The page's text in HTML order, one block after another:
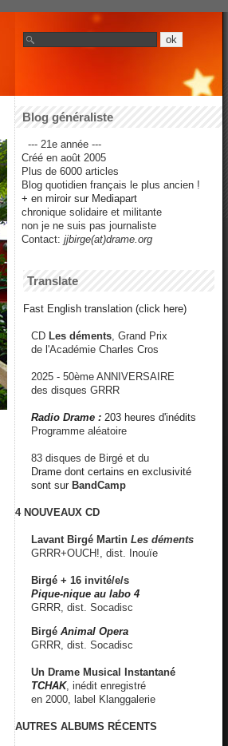
Blog généraliste
--- 21e année ---
Créé en août 2005
Plus de 6000 articles
Blog quotidien français le plus ancien !
+ en miroir sur Mediapart
chronique solidaire et militante
non je ne suis pas journaliste
Contact: jjbirge(at)drame.org
Translate
Fast English translation (click here)
CD Les déments , Grand Prix
de l'Académie Charles Cros
2025 - 50ème ANNIVERSAIRE
des disques GRRR
Radio Drame : 203 heures d'inédits
Programme aléatoire
83 disques de Birgé et du
Drame dont certains en exclusivité
sont sur BandCamp
4 NOUVEAUX CD
Lavant Birgé Martin Les déments
GRRR+OUCH!, dist. Inouïe
Birgé + 16 invité/e/s
Pique-nique au labo 4
GRRR, dist. Socadisc
Birgé Animal Opera
GRRR, dist. Socadisc
Un Drame Musical Instantané
TCHAK, inédit enregistré
en 2000, label Klanggalerie
AUTRES ALBUMS RÉCENTS